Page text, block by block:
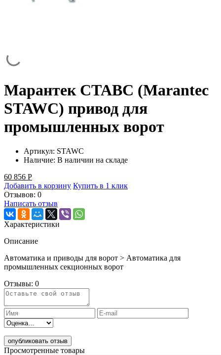
Марантек СТАВС (Marantec
STAWC) привод для
промышленных ворот
Артикул: STAWC
Наличие: В наличии на складе
60 856 Р
Добавить в корзину Купить в 1 клик
Отзывов: 0
Написать отзыв
Характеристики
Описание
Автоматика и приводы для ворот > Автоматика для
промышленных секционных ворот
Отзывы: 0
опубликовать отзыв
Просмотренные товары